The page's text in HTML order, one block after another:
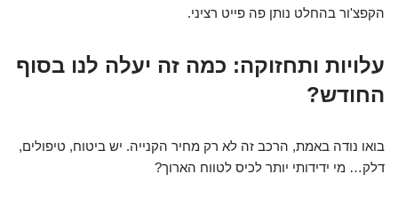
הקפצ'ור בהחלט נותן פה פייט רציני.
עלויות ותחזוקה: כמה זה יעלה לנו בסוף
החודש?
בואו נודה באמת, הרכב זה לא רק מחיר הקנייה. יש ביטוח, טיפולים,
דלק… מי ידידותי יותר לכיס לטווח הארוך?